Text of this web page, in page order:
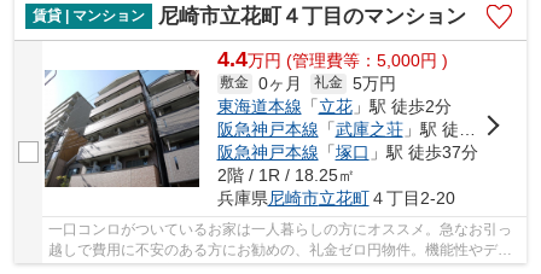
賃貸 | マンション
尼崎市立花町４丁目のマンション
4.4万円 (管理費等：5,000円 )
敷金 0ヶ月 礼金 5万円
東海道本線 「立花」駅 徒歩2分
阪急神戸本線 「武庫之荘」駅 徒歩23分
阪急神戸本線 「塚口 」駅 徒歩37分
2階 / 1R / 18.25㎡
兵庫県尼崎市立花町４丁目2-20
一口コンロがついているお家は一人暮らしの方にオススメ。急なお引っ
越しで費用に不安のある方にお勧めの、礼金ゼロ円物件。機能性やデザ